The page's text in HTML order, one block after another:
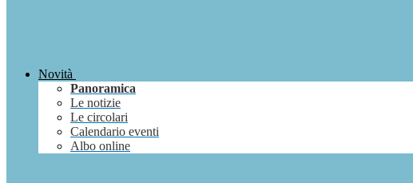
Novità
Panoramica
Le notizie
Le circolari
Calendario eventi
Albo online